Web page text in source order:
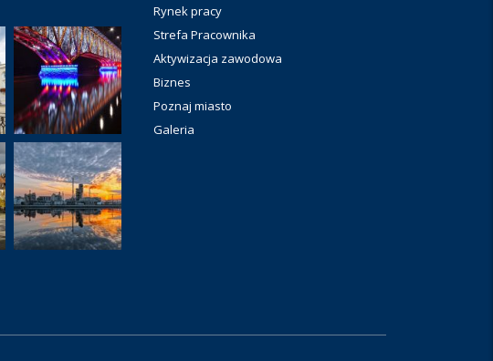
Rynek pracy
Strefa Pracownika
Aktywizacja zawodowa
Biznes
Poznaj miasto
Galeria